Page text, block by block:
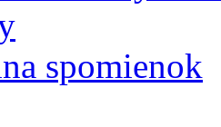
spomienok